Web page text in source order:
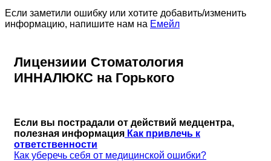
Если заметили ошибку или хотите добавить/изменить
информацию, напишите нам на Емейл
Лицензиии Стоматология
ИННАЛЮКС на Горького
Если вы пострадали от действий медцентра,
полезная информация Как привлечь к
ответственности
Как уберечь себя от медицинской ошибки?